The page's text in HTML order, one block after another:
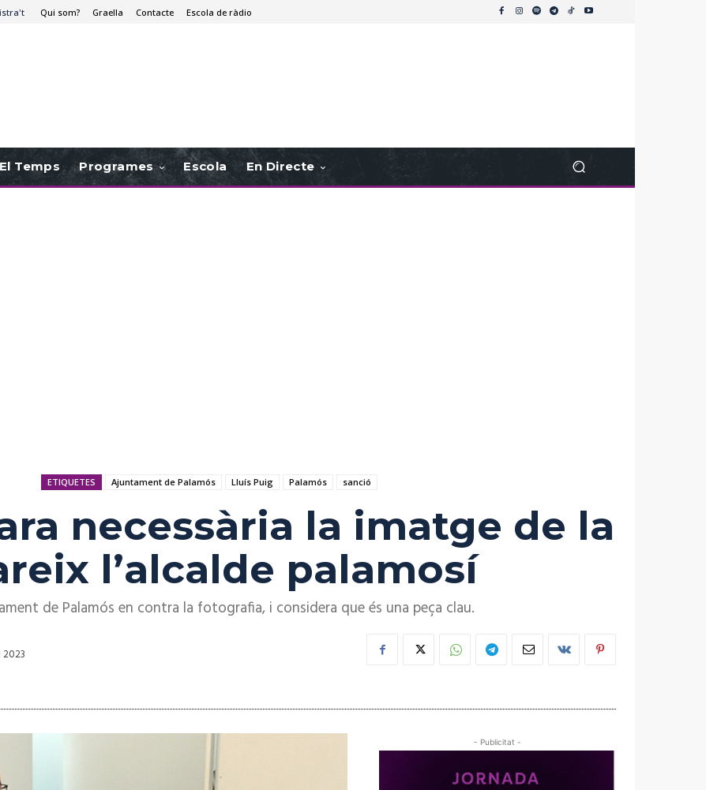
Qui som? Graella Contacte Escola de ràdio
El Temps Programes Escola En Directe
ETIQUETES Ajuntament de Palamós Lluís Puig Palamós sanció
necessària la imatge de la
l’alcalde palamosí
de Palamós en contra la fotografia, i considera que és una peça clau.
- Publicitat -